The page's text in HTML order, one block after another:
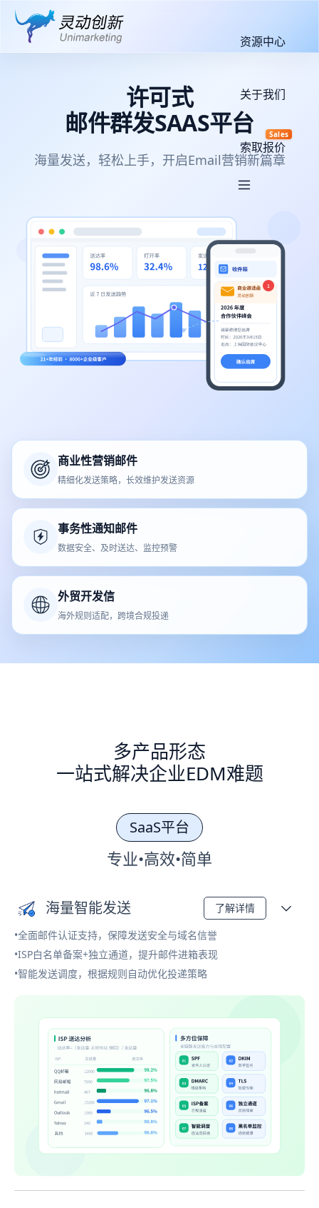
资源中心
关于我们
索取报价
Sales
许可式
邮件群发SAAS平台
海量发送，轻松上手，开启Email营销新篇章
商业性营销邮件
精细化发送策略，长效维护发送资源
事务性通知邮件
数据安全、及时送达、监控预警
外贸开发信
海外规则适配，跨境合规投递
多产品形态
一站式解决企业EDM难题
SaaS平台
专业•高效•简单
海量智能发送 了解详情
•全面邮件认证支持，保障发送安全与域名信誉
•ISP白名单备案+独立通道，提升邮件进箱表现
•智能发送调度，根据规则自动优化投递策略